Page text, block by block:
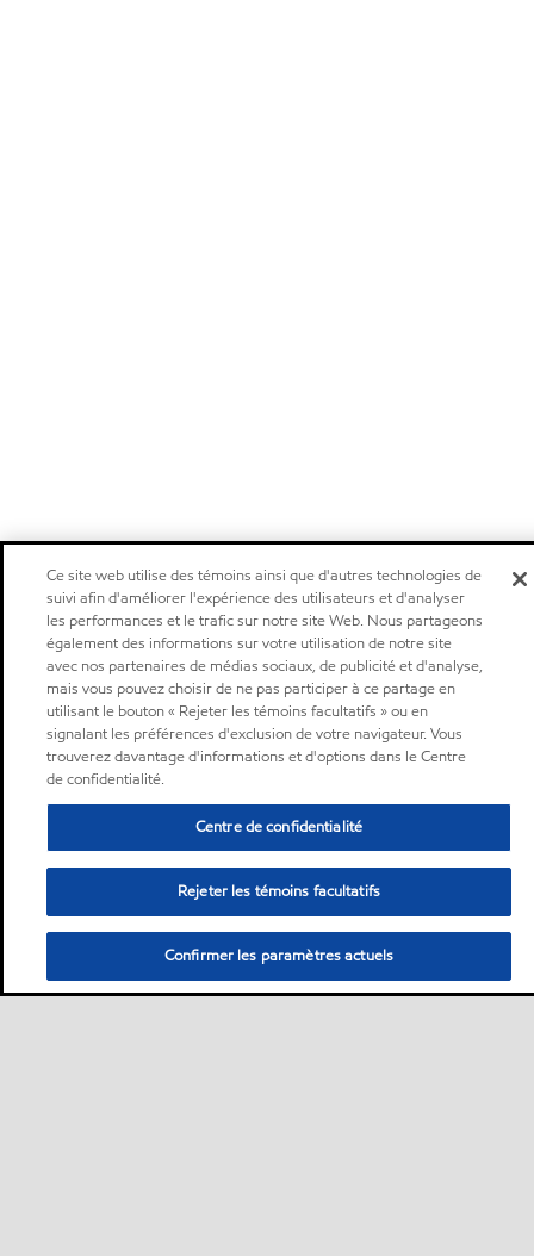
Ce site web utilise des témoins ainsi que d'autres technologies de
suivi afin d'améliorer l'expérience des utilisateurs et d'analyser
les performances et le trafic sur notre site Web. Nous partageons
également des informations sur votre utilisation de notre site
avec nos partenaires de médias sociaux, de publicité et d'analyse,
mais vous pouvez choisir de ne pas participer à ce partage en
utilisant le bouton « Rejeter les témoins facultatifs » ou en
signalant les préférences d'exclusion de votre navigateur. Vous
trouverez davantage d'informations et d'options dans le Centre
de confidentialité.
Centre de confidentialité
Rejeter les témoins facultatifs
Confirmer les paramètres actuels